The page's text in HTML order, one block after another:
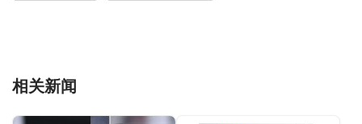
相关新闻